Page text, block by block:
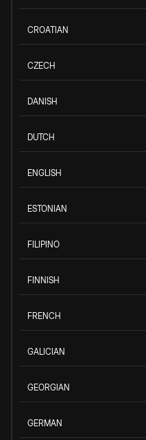
CROATIAN
CZECH
DANISH
DUTCH
ENGLISH
ESTONIAN
FILIPINO
FINNISH
FRENCH
GALICIAN
GEORGIAN
GERMAN